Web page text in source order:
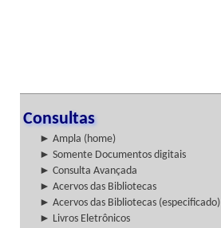
Consultas
► Ampla (home)
► Somente Documentos digitais
► Consulta Avançada
► Acervos das Bibliotecas
► Acervos das Bibliotecas (especificado)
► Livros Eletrônicos